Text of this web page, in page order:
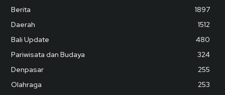
Berita
1897
Daerah
1512
Bali Update
480
Pariwisata dan Budaya
324
Denpasar
255
Olahraga
253